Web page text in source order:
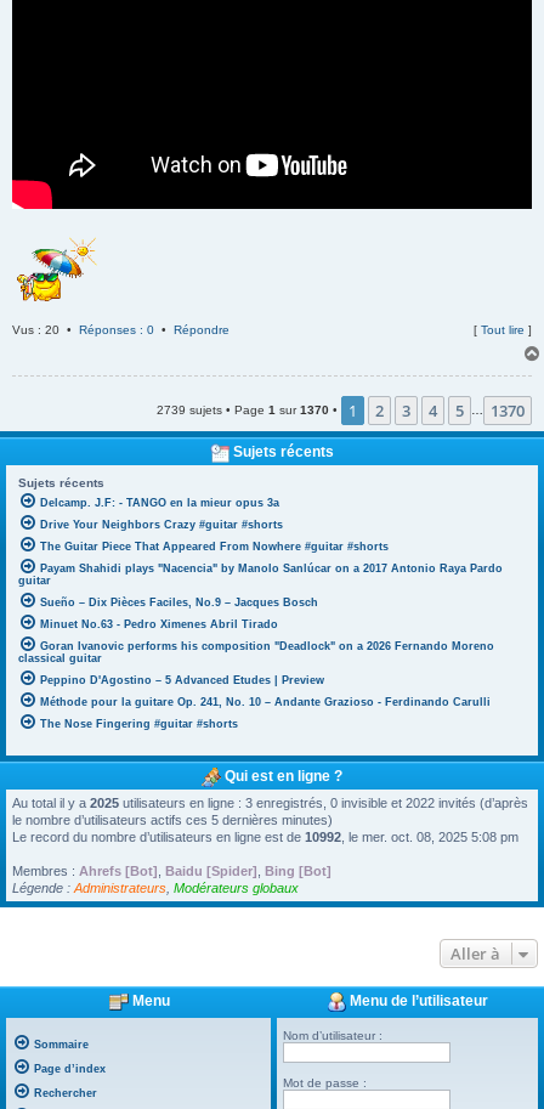
Vus : 20 • Réponses : 0 • Répondre [ Tout lire ]
2739 sujets • Page 1 sur1370 • 1 2 3 4 5 1370
Sujets récents
Sujets récents
Delcamp. J.F: - TANGO en la mieur opus 3a
Drive Your Neighbors Crazy #guitar #shorts
The Guitar Piece That Appeared From Nowhere #guitar #shorts
Payam Shahidi plays "Nacencia" by Manolo Sanlúcar on a 2017 Antonio Raya Pardo
guitar
Sueño – Dix Pièces Faciles, No.9 – Jacques Bosch
Minuet No.63 - Pedro Ximenes Abril Tirado
Goran Ivanovic performs his composition "Deadlock" on a 2026 Fernando Moreno
classical guitar
Peppino D'Agostino – 5 Advanced Etudes | Preview
Méthode pour la guitare Op. 241, No. 10 – Andante Grazioso - Ferdinando Carulli
The Nose Fingering #guitar #shorts
Qui est en ligne ?
Au total il y a 2025 utilisateurs en ligne : 3 enregistrés, 0 invisible et 2022 invités (d’après
le nombre d’utilisateurs actifs ces 5 dernières minutes)
Le record du nombre d’utilisateurs en ligne est de 10992 , le mer. oct. 08, 2025 5:08 pm
Membres : Ahrefs [Bot] Baidu [Spider] Bing [Bot]
Légende : Administrateurs Modérateurs globaux
Aller à
Menu
Sommaire
Page d’index
Rechercher
Menu de l’utilisateur
Nom d’utilisateur :
Mot de passe :